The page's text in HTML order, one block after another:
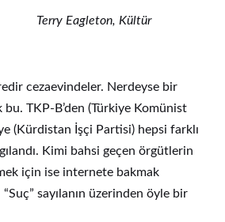
Kültür
cezaevindeler. Nerdeyse bir
bu. TKP-B’den (Türkiye Komünist
(Kürdistan İşçi Partisi) hepsi farklı
Kimi bahsi geçen örgütlerin
için ise internete bakmak
sayılanın üzerinden öyle bir